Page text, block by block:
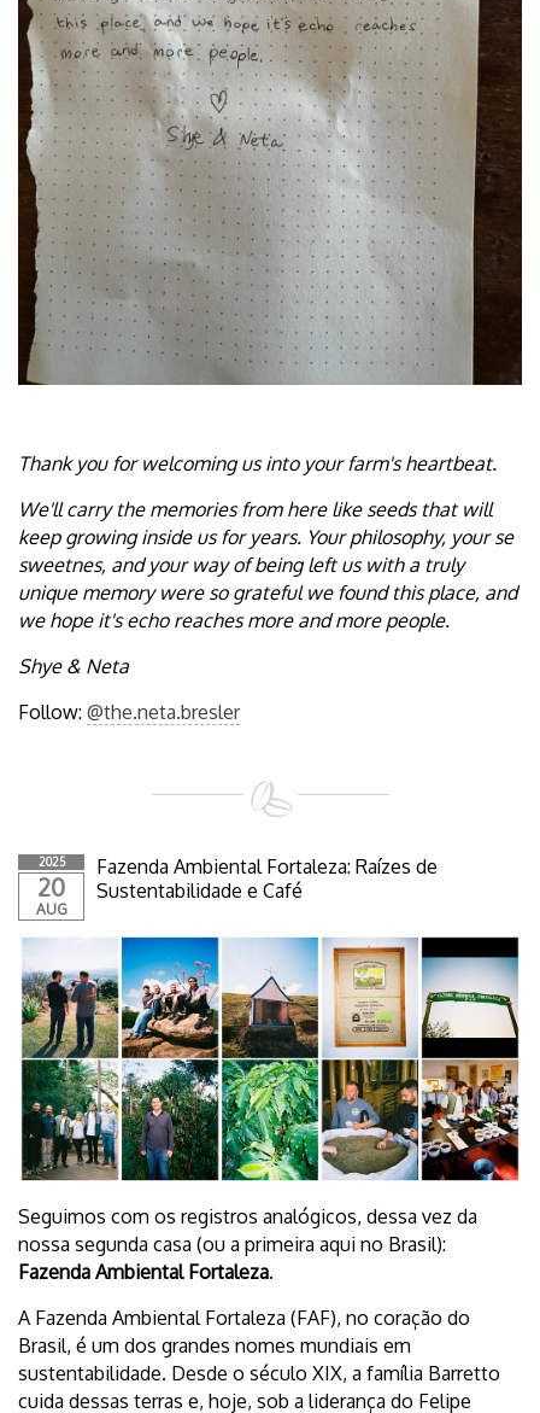
Thank you for welcoming us into your farm's heartbeat.
We'll carry the memories from here like seeds that will
keep growing inside us for years. Your philosophy, your se
sweetnes, and your way of being left us with a truly
unique memory were so grateful we found this place, and
we hope it's echo reaches more and more people.
Shye & Neta
Follow: @the.neta.bresler
2025
20
AUG
Fazenda Ambiental Fortaleza: Raízes de
Sustentabilidade e Café
Seguimos com os registros analógicos, dessa vez da
nossa segunda casa (ou a primeira aqui no Brasil):
Fazenda Ambiental Fortaleza.
A Fazenda Ambiental Fortaleza (FAF), no coração do
Brasil, é um dos grandes nomes mundiais em
sustentabilidade. Desde o século XIX, a família Barretto
cuida dessas terras e, hoje, sob a liderança do Felipe